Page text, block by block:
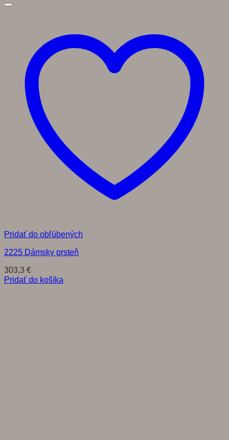
Pridať do obľúbených
2225 Dámsky prsteň
303,3 €
Pridať do košíka